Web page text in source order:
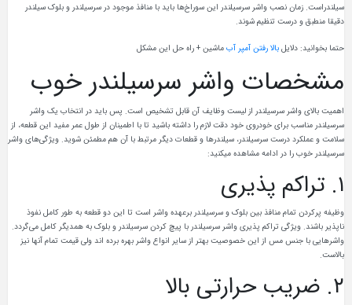
سیلندراست. زمان نصب واشر سرسیلندر این سوراخ‌ها باید با منافذ موجود در سرسیلندر و بلوک سیلندر
دقیقا منطبق و درست تنظیم شوند.
حتما بخوانید: دلایلبالا رفتن آمپر آبماشین + راه حل این مشکل
مشخصات واشر سرسیلندر خوب
اهمیت بالای واشر سرسیلندر از لیست وظایف آن قابل تشخیص است. پس باید در انتخاب یک واشر
سرسیلندر مناسب برای خودروی خود دقت لازم را داشته باشید تا با اطمینان از طول عمر مفید این قطعه، از
سلامت و عملکرد درست سرسیلندر، سیلندرها و قطعات دیگر مرتبط با آن هم مطمئن شوید. ویژگی‌های واشر
سرسیلندر خوب را در ادامه مشاهده میکنید:
۱. تراکم‌ پذیری
وظیفه‌ پرکردن تمام منافذ بین بلوک و سرسیلندر برعهده واشر است تا این دو قطعه به طور کامل نفوذ
ناپذیر باشند. ویژگی تراکم‌ پذیری واشر سرسیلندر با پیچ کردن سرسیلندر و بلوک به همدیگر کامل می‌گردد.
واشرهایی با جنس مس از این خصوصیت بهتر از سایر انواع واشر بهره برده اند ولی قیمت تمام‌ آنها نیز
بالاست.
۲. ضریب حرارتی بالا